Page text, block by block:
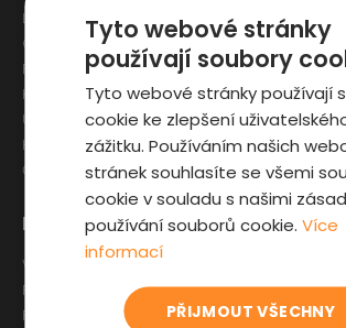
Pro zákazníky
Výběr auta
Fyzická kontrola auta
Prověrka historie
Kupní
Jak
Liberec
Olomouc
Pardubice
Karlovy Vary
Ústí nad Labem
Hradec Králové
České Budějovice
Tyto webové stránky
používají soubory
Tyto webové stránky používají
cookie ke zlepšení
zážitku. Používáním našich
stránek souhlasíte se všemi
cookie v souladu s našimi
používání souborů cookie.Více
informací
PŘIJMOUT VŠECHNY